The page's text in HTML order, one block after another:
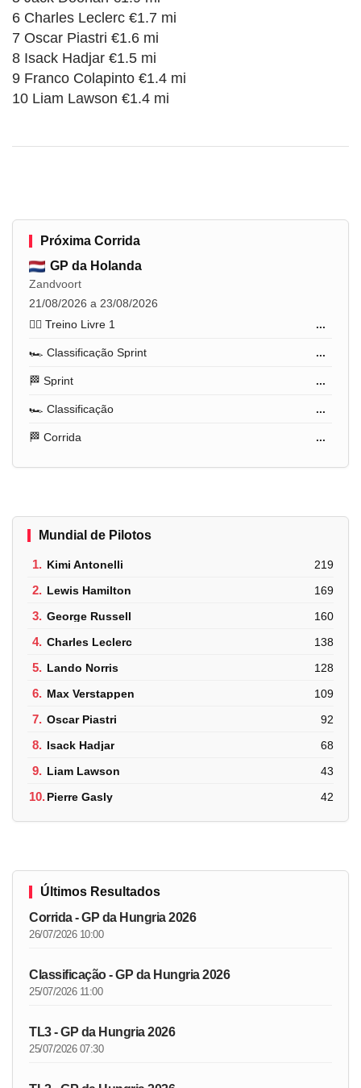
6 Charles Leclerc €1.7 mi
7 Oscar Piastri €1.6 mi
8 Isack Hadjar €1.5 mi
9 Franco Colapinto €1.4 mi
10 Liam Lawson €1.4 mi
Próxima Corrida
GP da Holanda
Zandvoort
21/08/2026 a 23/08/2026
🏋️‍♂️ Treino Livre 1
...
🏎️ Classificação Sprint ...
🏁 Sprint ...
🏎️ Classificação ...
🏁 Corrida ...
Mundial de Pilotos
1. Kimi Antonelli 219
2. Lewis Hamilton 169
3. George Russell 160
4. Charles Leclerc 138
5. Lando Norris 128
6. Max Verstappen 109
7. Oscar Piastri 92
8. Isack Hadjar 68
9. Liam Lawson 43
10.Pierre Gasly 42
Últimos Resultados
Corrida - GP da Hungria 2026
26/07/2026 10:00
Classificação - GP da Hungria 2026
25/07/2026 11:00
TL3 - GP da Hungria 2026
25/07/2026 07:30